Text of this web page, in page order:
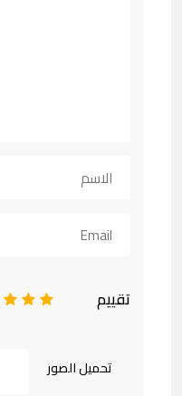
تقييم 5
4
تحميل الصور